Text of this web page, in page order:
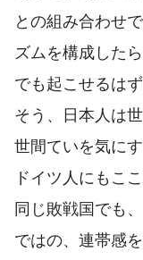
との組み合わせ
ズムを構成した
でも起こせるはず
そう、日本人は
世間ていを気に
ドイツ人にもこ
同じ敗戦国でも
ではの、連帯感